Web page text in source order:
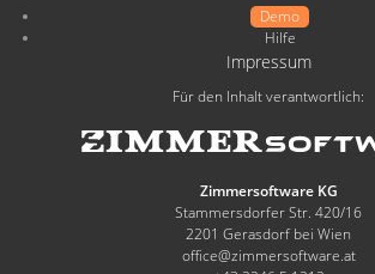
Demo
Hilfe
Impressum
Für den Inhalt verantwortlich:
Zimmersoftware KG
Stammersdorfer Str. 420/16
2201 Gerasdorf bei Wien
office@zimmersoftware.at